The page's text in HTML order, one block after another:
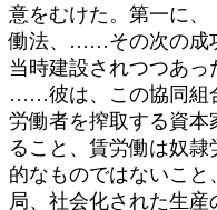
意をむけた。第一に
働法、……その次の成
当時建設されつつあっ
……彼は、この協同組
労働者を搾取する資本
ること、賃労働は奴隷
的なものではないこ
局、社会化された生